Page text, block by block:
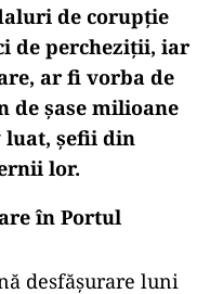
de corupție
de percheziții, iar
ar fi vorba de
de șase milioane
luat, șefii din
lor.
în Portul
desfășurare luni